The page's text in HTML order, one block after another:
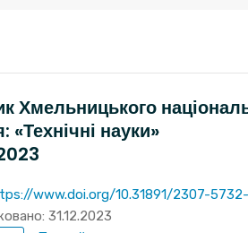
Хмельницького
«Технічні науки»
www.doi.org/10.31891/2307-
31.12.2023